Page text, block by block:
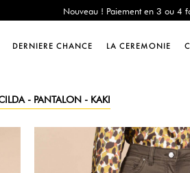
Chance : -60% sur une sélection
Livraison offerte
Chance : -60% sur une sélection
DERNIERE CHANCE LA CEREMONIE
- PANTALON - KAKI